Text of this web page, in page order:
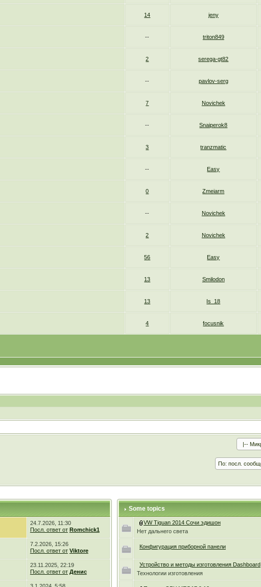
14 jeny
-- triton849
2 serega-gt82
-- pavlov-serg
7 Novichek
-- Snaiperok8
3 tranzmatic
-- Easy
0 Zmeiarm
-- Novichek
2 Novichek
56 Easy
13 Smilodon
13 Is_18
4 focusnik
24.7.2026, 11:30
Посл. ответ от Romchick1
7.2.2026, 15:26
Посл. ответ от Viktore
23.11.2025, 22:19
Посл. ответ от Денис
Some topics
VW Tiguan 2014 Сочи эдишон
Нет дальнего света
Конфигурация приборной панели
Устройство и методы изготовления Dashboard
Технологии изготовления